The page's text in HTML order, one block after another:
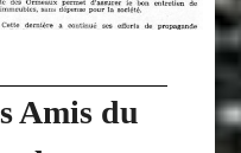
Amis du